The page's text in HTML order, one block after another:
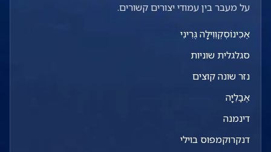
על מעבר בין עמודי יצורים קשורים.
אֶכִינוֹסְקְוִוִילָה גֶּרִינִי
סגלגלית שוניות
נזר שונה קוצים
אֶבַלִיָּה
דינמנה
דנקרוקמפוס בוילי